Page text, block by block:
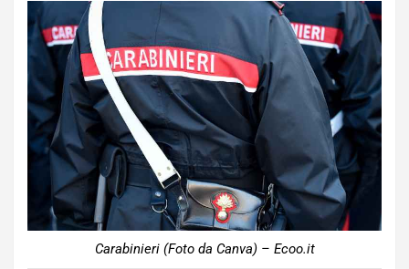
Carabinieri (Foto da Canva) – Ecoo.it